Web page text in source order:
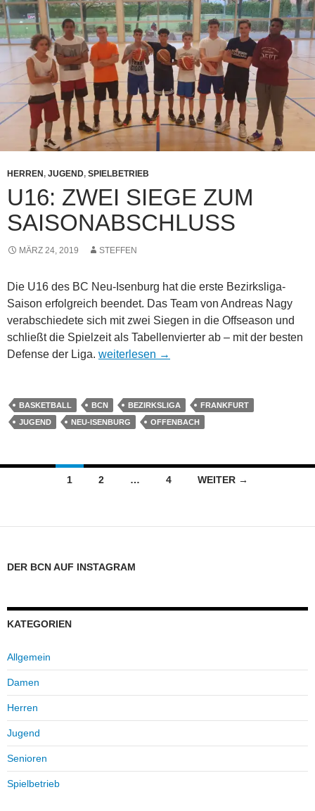
HERREN , JUGEND, SPIELBETRIEB
U16: ZWEI SIEGE ZUM
SAISONABSCHLUSS
MÄRZ 24, 2019 STEFFEN
Die U16 des BC Neu-Isenburg hat die erste Bezirksliga-
Saison erfolgreich beendet. Das Team von Andreas Nagy
verabschiedete sich mit zwei Siegen in die Offseason und
schließt die Spielzeit als Tabellenvierter ab – mit der besten
Defense der Liga. U16: Zwei Siege zum Saisonabschluss
weiterlesen →
BASKETBALL BCN BEZIRKSLIGA
FRANKFURT
JUGEND
NEU-ISENBURG OFFENBACH
Beitragsnavigation
1 2 … 4 WEITER →
DER BCN AUF INSTAGRAM
KATEGORIEN
Allgemein
Damen
Herren
Jugend
Senioren
Spielbetrieb